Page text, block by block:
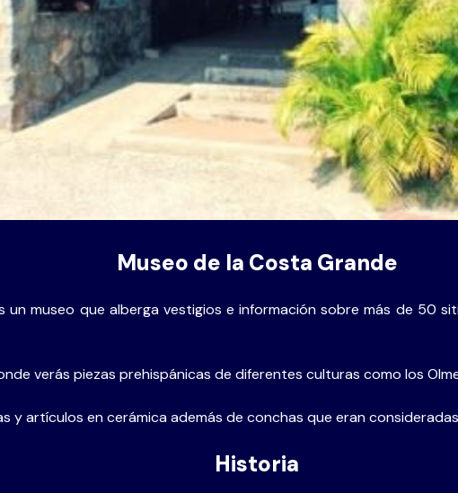
Museo de la Costa Grande
un museo que alberga vestigios e información sobre más de 50
verás piezas prehispánicas de diferentes culturas como los
y artículos en cerámica además de conchas que eran
Historia